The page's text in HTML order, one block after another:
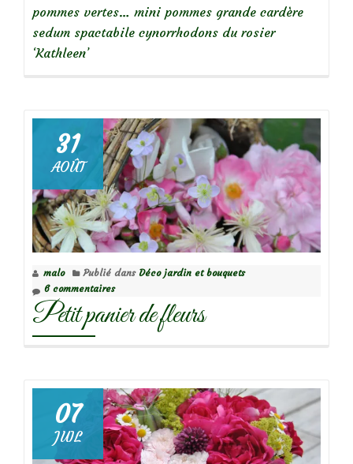
pommes vertes… mini pommes grande cardère
sedum spactabile cynorrhodons du rosier
‘Kathleen’
31
AOÛT
malo Publié dans Déco jardin et bouquets
6 commentaires
Petit panier de fleurs
07
JUIL